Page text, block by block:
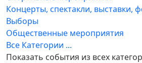
Концерты, спектакли, выставки,
Выборы
Общественные мероприятия
Все Категории ...
Показать события из всех